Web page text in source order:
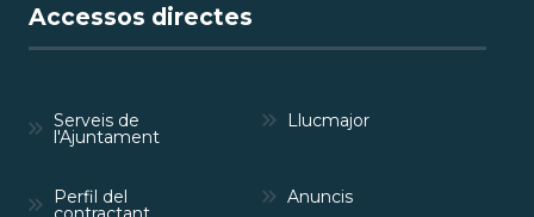
Accessos directes
Serveis de
l'Ajuntament
Llucmajor
Perfil del Anuncis